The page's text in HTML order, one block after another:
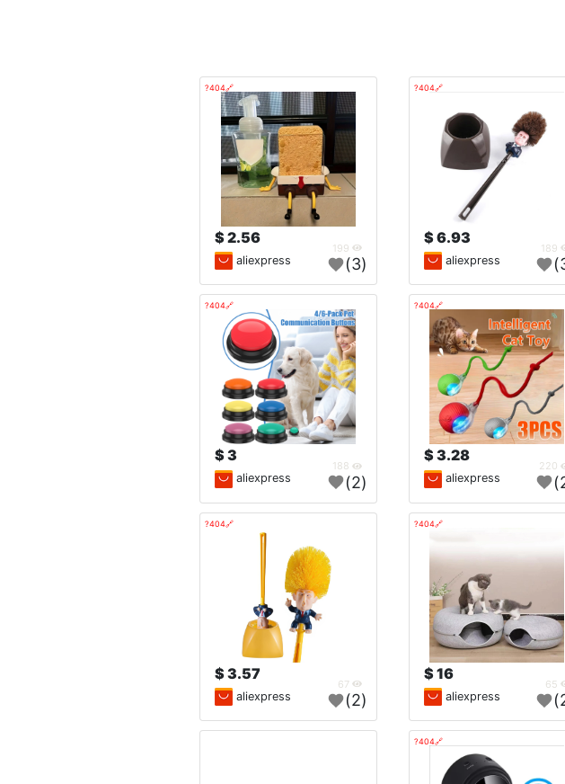
🔗404?
6.93 $
aliexpress
🔗404?
2.56 $
aliexpress (3)
🔗404?
3.28 $
aliexpress
🔗404?
3 $
aliexpress (2)
🔗404?
16 $
aliexpress
🔗404?
3.57 $
aliexpress (2)
🔗404?